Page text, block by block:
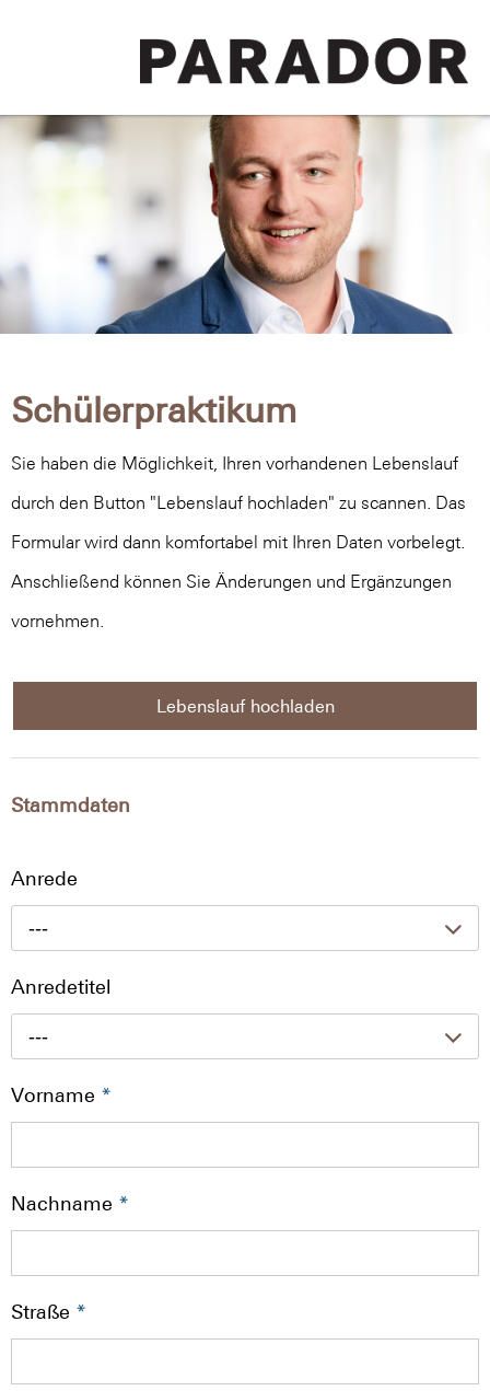
Schülerpraktikum
Sie haben die Möglichkeit, Ihren vorhandenen Lebenslauf
durch den Button "Lebenslauf hochladen" zu scannen. Das
Formular wird dann komfortabel mit Ihren Daten vorbelegt.
Anschließend können Sie Änderungen und Ergänzungen
vornehmen.
Lebenslauf hochladen
Stammdaten
Anrede
---
Anredetitel
---
Vorname *
Nachname *
Straße *